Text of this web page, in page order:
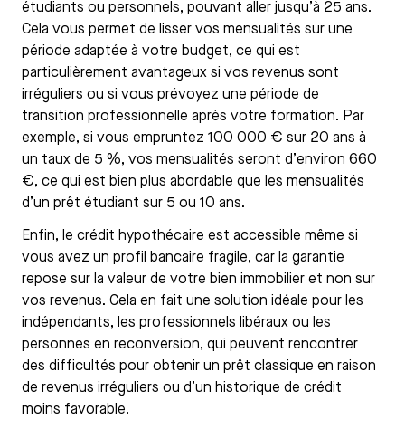
étudiants ou personnels, pouvant aller jusqu’à 25 ans.
Cela vous permet de lisser vos mensualités sur une
période adaptée à votre budget, ce qui est
particulièrement avantageux si vos revenus sont
irréguliers ou si vous prévoyez une période de
transition professionnelle après votre formation. Par
exemple, si vous empruntez 100 000 € sur 20 ans à
un taux de 5 %, vos mensualités seront d’environ 660
€, ce qui est bien plus abordable que les mensualités
d’un prêt étudiant sur 5 ou 10 ans.
Enfin, le crédit hypothécaire est accessible même si
vous avez un profil bancaire fragile, car la garantie
repose sur la valeur de votre bien immobilier et non sur
vos revenus. Cela en fait une solution idéale pour les
indépendants, les professionnels libéraux ou les
personnes en reconversion, qui peuvent rencontrer
des difficultés pour obtenir un prêt classique en raison
de revenus irréguliers ou d’un historique de crédit
moins favorable.